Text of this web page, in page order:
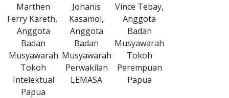
Marthen
Ferry Kareth,
Anggota
Badan
Musyawarah
Tokoh
Intelektual
Papua
Johanis
Kasamol,
Anggota
Badan
Musyawarah
Perwakilan
LEMASA
Vince Tebay,
Anggota
Badan
Musyawarah
Tokoh
Perempuan
Papua